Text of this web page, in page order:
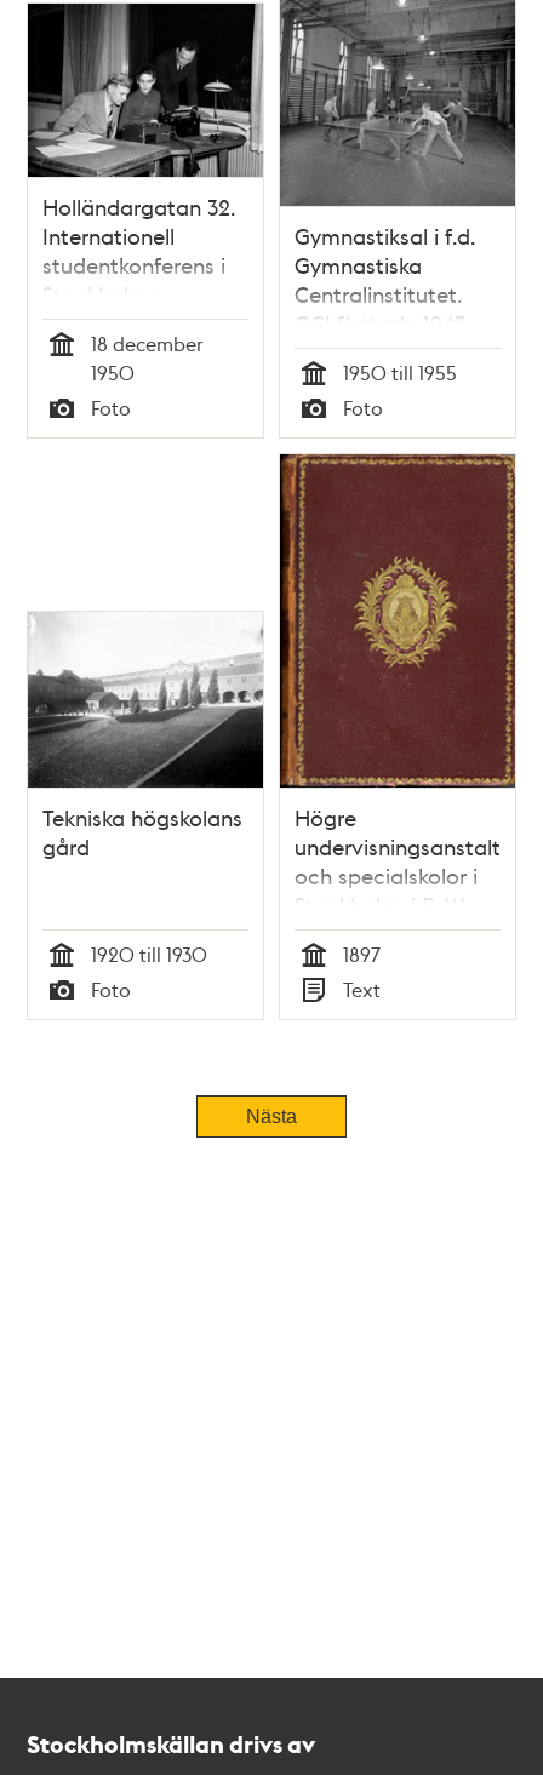
Göran Waldau
Holländargatan 32.
Internationell
studentkonferens i
Stockholms
Högskolas kårhus.
Två unga män och
en kvinna vid en
skrivmaskin och en
bandspelare
18 december
1950
Typ
Foto
Gymnastiksal i f.d.
Gymnastiska
Centralinstitutet.
GCI flyttade 1945
Tid
1950 till 1955
Typ
Foto
Tekniska högskolans
gård
Tid
1920 till 1930
Typ
Foto
Högre
undervisningsanstalter
och specialskolor i
Stockholm / E. W.
Dahlgren
Tid
1897
Typ
Text
Nästa
Stockholmskällan drivs av